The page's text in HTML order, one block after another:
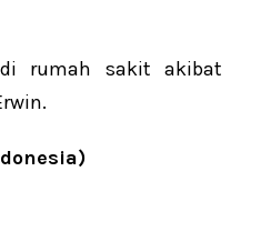
rumah sakit akibat